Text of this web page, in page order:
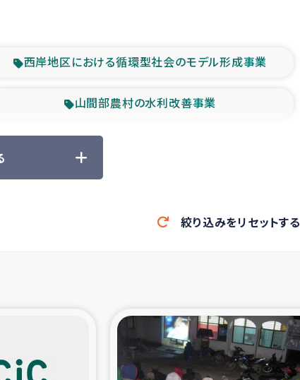
西岸地区における循環型社会のモデル形成事業
山間部農村の水利改善事業
森林保全型農業の支援事業
大雨による洪水被災者支援
シリア国内避難民・帰還民の生活再建支援
スリランカ南部洪水被災者支援
絞り込みをリセットする